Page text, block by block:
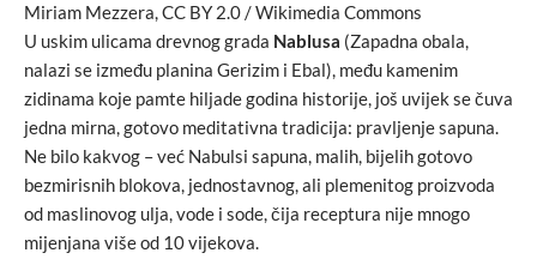
Miriam Mezzera, CC BY 2.0 / Wikimedia Commons
U uskim ulicama drevnog grada Nablusa (Zapadna obala,
nalazi se između planina Gerizim i Ebal), među kamenim
zidinama koje pamte hiljade godina historije, još uvijek se čuva
jedna mirna, gotovo meditativna tradicija: pravljenje sapuna.
Ne bilo kakvog – već Nabulsi sapuna, malih, bijelih gotovo
bezmirisnih blokova, jednostavnog, ali plemenitog proizvoda
od maslinovog ulja, vode i sode, čija receptura nije mnogo
mijenjana više od 10 vijekova.